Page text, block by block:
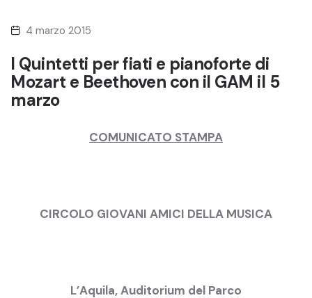
4 marzo 2015
I Quintetti per fiati e pianoforte di
Mozart e Beethoven con il GAM il 5
marzo
COMUNICATO STAMPA
CIRCOLO GIOVANI AMICI DELLA MUSICA
L’Aquila, Auditorium del Parco